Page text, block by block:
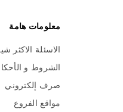
معلومات هامة
الاسئلة الاكثر
الشروط و
صرف إلكتروني
مواقع الفروع